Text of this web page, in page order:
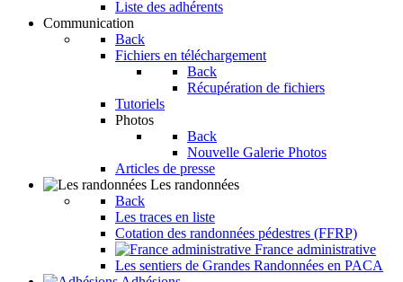
Liste des adhérents
Communication
Back
Fichiers en téléchargement
Back
Récupération de fichiers
Tutoriels
Photos
Back
Nouvelle Galerie Photos
Articles de presse
Les randonnées
Back
Les traces en liste
Cotation des randonnées pédestres (FFRP)
France administrative
Les sentiers de Grandes Randonnées en PACA